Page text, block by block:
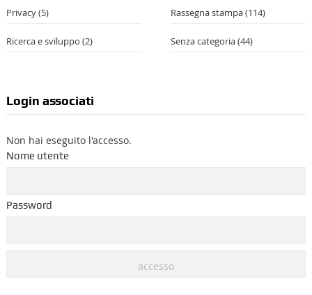
Privacy(5) Rassegna stampa(114)
Ricerca e sviluppo (2) Senza categoria(44)
Login associati
Non hai eseguito l'accesso.
Nome utente
Password